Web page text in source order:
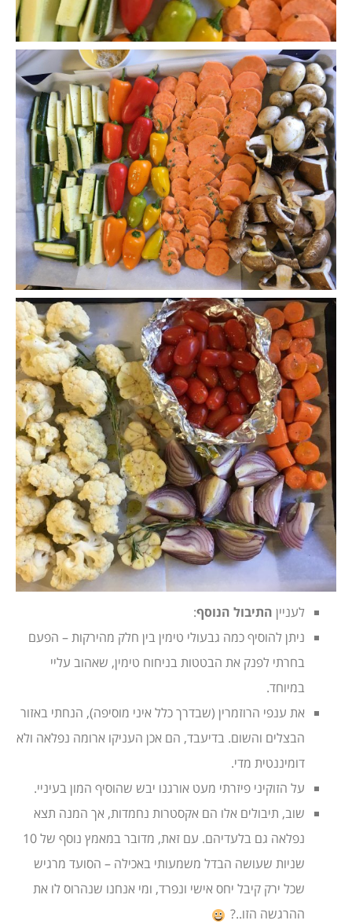
לעניין התיבול הנוסף:
ניתן להוסיף כמה גבעולי טימין בין חלק מהירקות – הפעם
בחרתי לפנק את הבטטות בניחוח טימין, שאהוב עליי
במיוחד.
את ענפי הרוזמרין (שבדרך כלל איני מוסיפה), הנחתי באזור
הבצלים והשום. בדיעבד, הם אכן העניקו ארומה נפלאה ולא
דומיננטית מדי.
על הזוקיני פיזרתי מעט אורגנו יבש שהוסיף המון בעיניי.
שוב, תיבולים אלו הם אקסטרות נחמדות, אך המנה תצא
נפלאה גם בלעדיהם. עם זאת, מדובר במאמץ נוסף של 10
שניות שעושה הבדל משמעותי באכילה – הסועד מרגיש
שכל ירק קיבל יחס אישי ונפרד, ומי אנחנו שנהרוס לו את
ההרגשה הזו..?